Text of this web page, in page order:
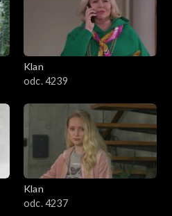
Klan
odc. 4239
Klan
odc. 4237